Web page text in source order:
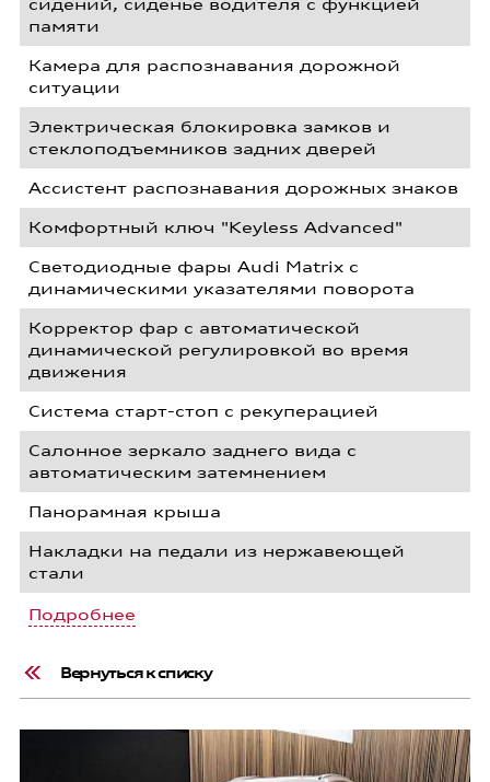
сидений, сиденье водителя с функцией
памяти
Камера для распознавания дорожной
ситуации
Электрическая блокировка замков и
стеклоподъемников задних дверей
Ассистент распознавания дорожных знаков
Комфортный ключ "Keyless Advanced"
Светодиодные фары Audi Matrix с
динамическими указателями поворота
Корректор фар с автоматической
динамической регулировкой во время
движения
Система старт-стоп с рекуперацией
Салонное зеркало заднего вида с
автоматическим затемнением
Панорамная крыша
Накладки на педали из нержавеющей
стали
Подробнее
Вернуться к списку